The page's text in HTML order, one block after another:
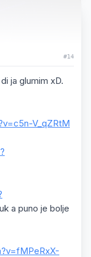
#14
ja glumim xD.
V_qZRtM
a puno je bolje